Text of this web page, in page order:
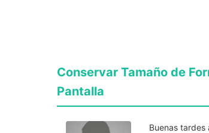
Conservar Tamaño de
Pantalla
Buenas